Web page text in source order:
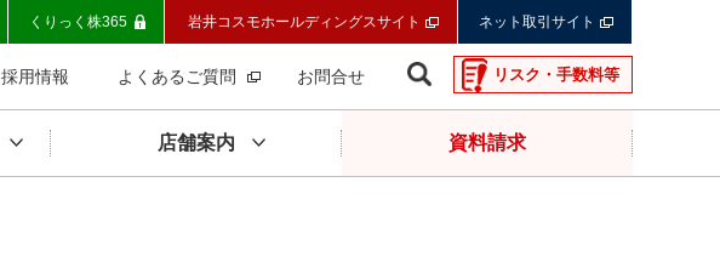
くりっく株365 岩井コスモホールディングスサイト ネット取引サイト
採用情報 よくあるご質問 お問合せ リスク・手数料等
店舗案内 資料請求